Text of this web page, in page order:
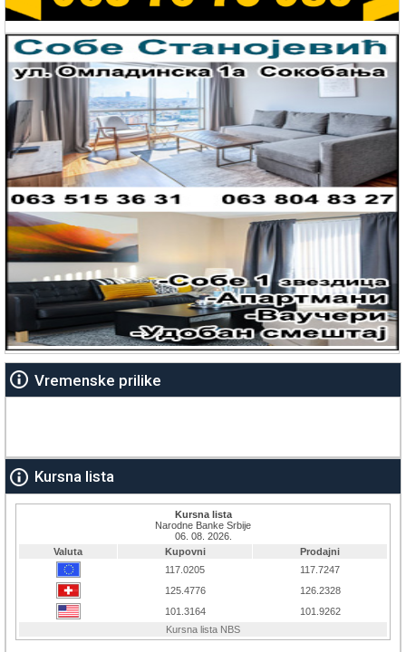
Vremenske prilike
Kursna lista